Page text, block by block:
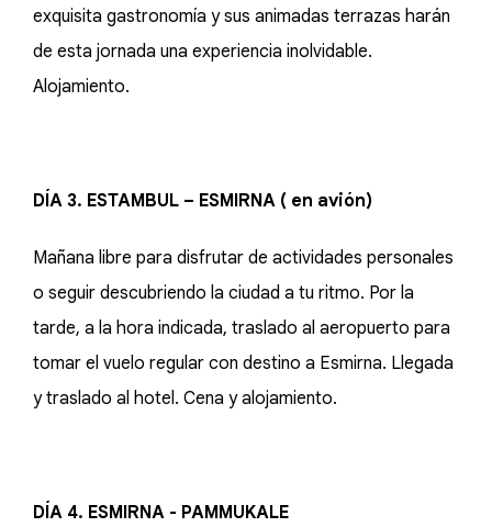
exquisita gastronomía y sus animadas terrazas harán
de esta jornada una experiencia inolvidable.
Alojamiento.
DÍA 3. ESTAMBUL – ESMIRNA ( en avión)
Mañana libre para disfrutar de actividades personales
o seguir descubriendo la ciudad a tu ritmo. Por la
tarde, a la hora indicada, traslado al aeropuerto para
tomar el vuelo regular con destino a Esmirna. Llegada
y traslado al hotel. Cena y alojamiento.
DÍA 4. ESMIRNA - PAMMUKALE